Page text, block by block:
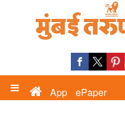
App ePaper